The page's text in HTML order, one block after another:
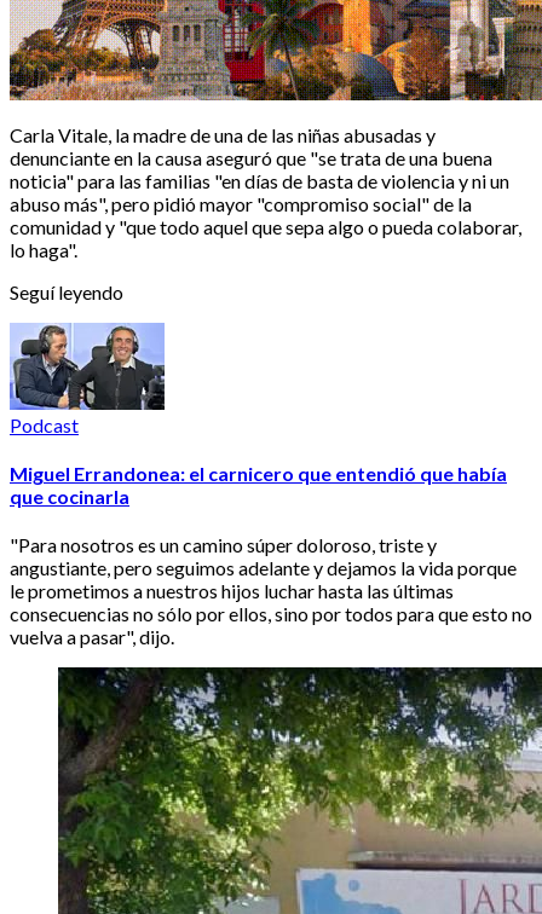
Carla Vitale, la madre de una de las niñas abusadas y
denunciante en la causa aseguró que "se trata de una buena
noticia" para las familias "en días de basta de violencia y ni un
abuso más", pero pidió mayor "compromiso social" de la
comunidad y "que todo aquel que sepa algo o pueda colaborar,
lo haga".
Seguí leyendo
Podcast
Miguel Errandonea: el carnicero que entendió que había
que cocinarla
"Para nosotros es un camino súper doloroso, triste y
angustiante, pero seguimos adelante y dejamos la vida porque
le prometimos a nuestros hijos luchar hasta las últimas
consecuencias no sólo por ellos, sino por todos para que esto no
vuelva a pasar", dijo.